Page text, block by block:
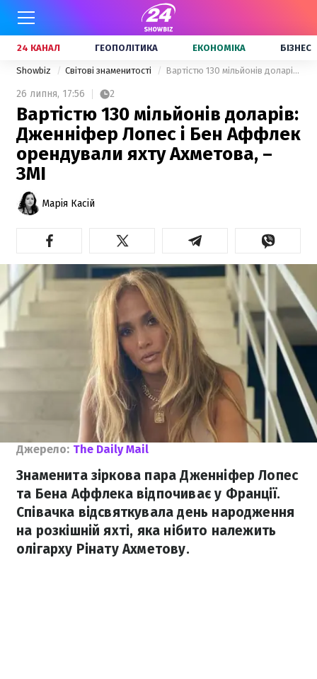
24 КАНАЛ ГЕОПОЛІТИКА ЕКОНОМІКА БІЗНЕС
Showbiz Світові знаменитості Вартістю 130 мільйонів доларів: Дженніфер Лопес і Бен Аффлек орендували яхту Ахметова, – ЗМІ
26 липня, 17:56 2
Вартістю 130 мільйонів доларів:
Дженніфер Лопес і Бен Аффлек
орендували яхту Ахметова, –
ЗМІ
Марія Касій
Джерело: The Daily Mail
Знаменита зіркова пара Дженніфер Лопес
та Бена Аффлека відпочиває у Франції.
Співачка відсвяткувала день народження
на розкішній яхті, яка нібито належить
олігарху Рінату Ахметову.